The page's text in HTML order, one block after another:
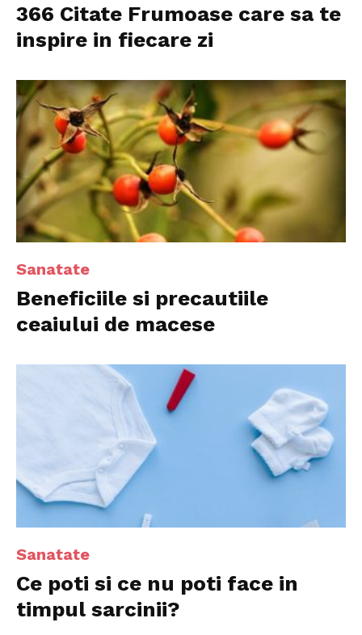
366 Citate Frumoase care sa te
inspire in fiecare zi
Sanatate
Beneficiile si precautiile
ceaiului de macese
Sanatate
Ce poti si ce nu poti face in
timpul sarcinii?